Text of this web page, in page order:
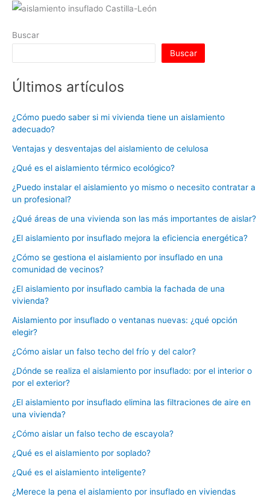
p
p
n o
k
Buscar
Buscar
Últimos artículos
¿Cómo puedo saber si mi vivienda tiene un aislamiento
adecuado?
Ventajas y desventajas del aislamiento de celulosa
¿Qué es el aislamiento térmico ecológico?
¿Puedo instalar el aislamiento yo mismo o necesito contratar a
un profesional?
¿Qué áreas de una vivienda son las más importantes de aislar?
¿El aislamiento por insuflado mejora la eficiencia energética?
¿Cómo se gestiona el aislamiento por insuflado en una
comunidad de vecinos?
¿El aislamiento por insuflado cambia la fachada de una
vivienda?
Aislamiento por insuflado o ventanas nuevas: ¿qué opción
elegir?
¿Cómo aislar un falso techo del frío y del calor?
¿Dónde se realiza el aislamiento por insuflado: por el interior o
por el exterior?
¿El aislamiento por insuflado elimina las filtraciones de aire en
una vivienda?
¿Cómo aislar un falso techo de escayola?
¿Qué es el aislamiento por soplado?
¿Qué es el aislamiento inteligente?
¿Merece la pena el aislamiento por insuflado en viviendas